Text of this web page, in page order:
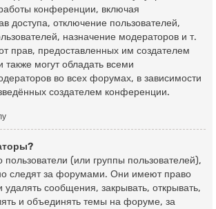
конференции, включая
доступа, отключение пользователей,
назначение модераторов и т.
прав, предоставленных им создателем
могут обладать всеми
во всех форумах, в зависимости
создателем конференции.
(или группы пользователей),
следят за форумами. Они имеют право
удалять сообщения, закрывать, открывать,
и объединять темы на форуме, за